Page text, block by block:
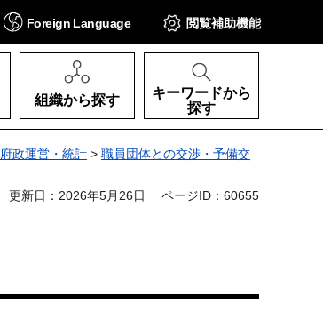
Foreign Language 閲覧補助機能
組織から探す
キーワードから
探す
府政運営・統計 > 職員団体との交渉・予備交
更新日：2026年5月26日 ページID：60655